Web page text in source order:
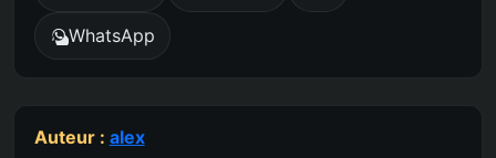
WhatsApp
Auteur : alex